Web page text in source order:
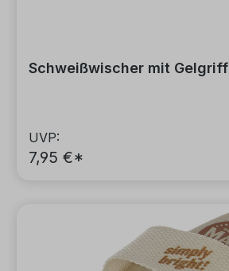
Schweißwischer mit Gelgriff
UVP:
7,95 €*